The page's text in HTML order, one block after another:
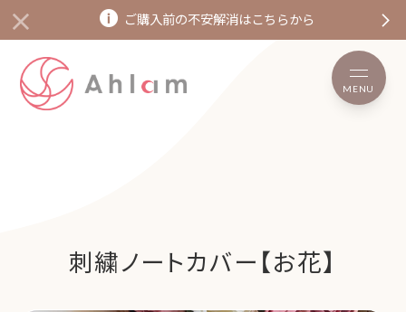
ご購入前の不安解消はこちらから
MENU
刺繍ノートカバー【お花】